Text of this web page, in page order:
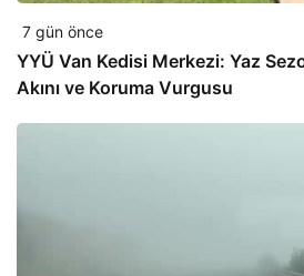
7 gün önce
YYÜ Van Kedisi Merkezi: Yaz
Akını ve Koruma Vurgusu